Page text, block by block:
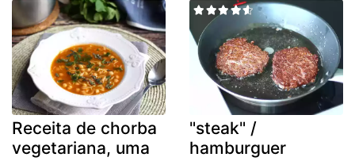
Receita de chorba
vegetariana, uma
"steak" /
hamburguer